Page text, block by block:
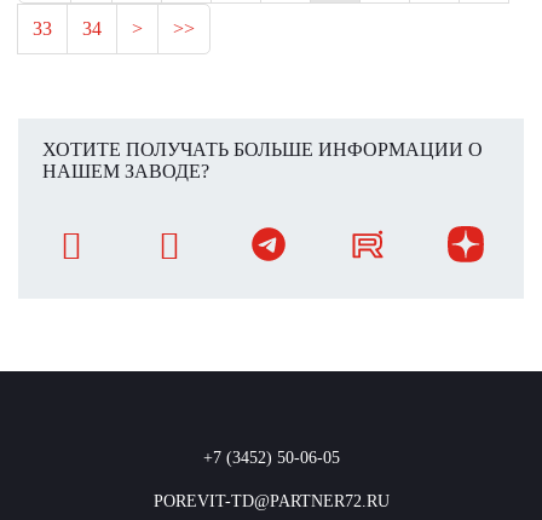
33 34 > >>
ХОТИТЕ ПОЛУЧАТЬ БОЛЬШЕ ИНФОРМАЦИИ О
НАШЕМ ЗАВОДЕ?
+7 (3452) 50-06-05
POREVIT-TD@PARTNER72.RU